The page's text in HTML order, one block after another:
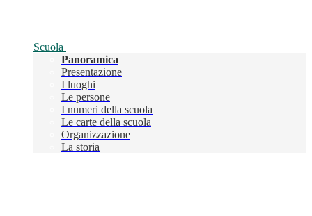
Scuola
Panoramica
Presentazione
I luoghi
Le persone
I numeri della scuola
Le carte della scuola
Organizzazione
La storia